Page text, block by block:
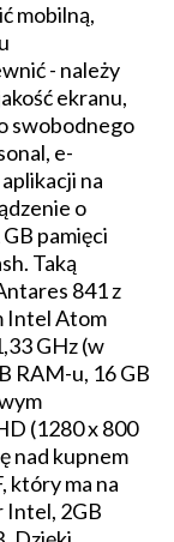
mobilną,
- należy
ekranu,
swobodnego
e-
na
o
pamięci
Taką
841 z
Intel Atom
GHz (w
RAM-u, 16 GB
(1280 x 800
nad kupnem
który ma na
Intel, 2GB